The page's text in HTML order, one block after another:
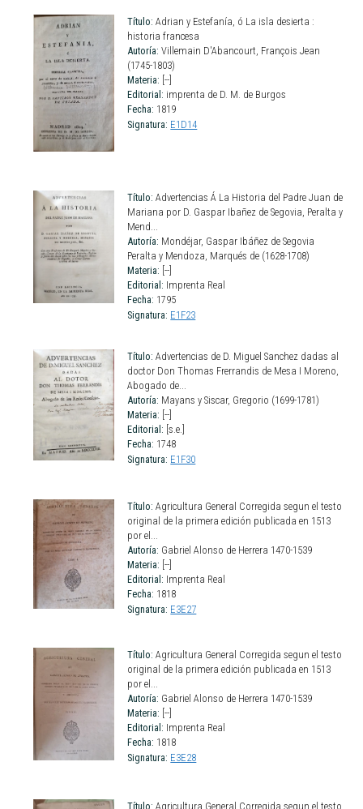
Título: Adrian y Estefanía, ó La isla desierta :
historia francesa
Autoría: Villemain D'Abancourt, François Jean
(1745-1803)
Materia: [--]
Editorial: imprenta de D. M. de Burgos
Fecha: 1819
Signatura: E1D14
Título: Advertencias Á La Historia del Padre Juan de
Mariana por D. Gaspar Ibañez de Segovia, Peralta y
Mend...
Autoría: Mondéjar, Gaspar Ibáñez de Segovia
Peralta y Mendoza, Marqués de (1628-1708)
Materia: [--]
Editorial: Imprenta Real
Fecha: 1795
Signatura: E1F23
Título: Advertencias de D. Miguel Sanchez dadas al
doctor Don Thomas Frerrandis de Mesa I Moreno,
Abogado de...
Autoría: Mayans y Siscar, Gregorio (1699-1781)
Materia: [--]
Editorial: [s.e.]
Fecha: 1748
Signatura: E1F30
Título: Agricultura General Corregida segun el testo
original de la primera edición publicada en 1513
por el...
Autoría: Gabriel Alonso de Herrera 1470-1539
Materia: [--]
Editorial: Imprenta Real
Fecha: 1818
Signatura: E3E27
Título: Agricultura General Corregida segun el testo
original de la primera edición publicada en 1513
por el...
Autoría: Gabriel Alonso de Herrera 1470-1539
Materia: [--]
Editorial: Imprenta Real
Fecha: 1818
Signatura: E3E28
Título: Agricultura General Corregida segun el testo